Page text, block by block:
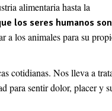
alimentaria hasta la
los seres humanos son
a los animales para su
cotidianas. Nos lleva a
para sentir dolor, placer y